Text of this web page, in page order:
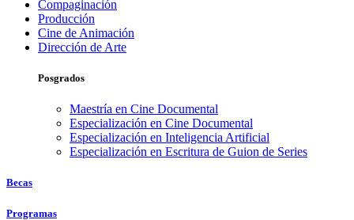
Compaginación
Producción
Cine de Animación
Dirección de Arte
Posgrados
Maestría en Cine Documental
Especialización en Cine Documental
Especialización en Inteligencia Artificial
Especialización en Escritura de Guion de Series
Becas
Programas